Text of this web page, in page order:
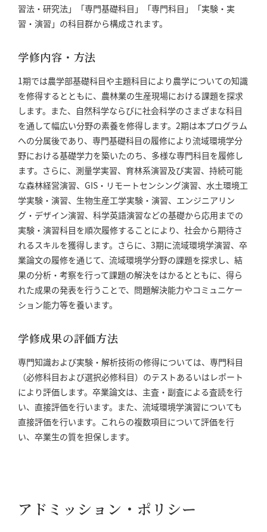
習法・研究法」「専門基礎科目」「専門科目」「実験・実
習・演習」の科目群から構成されます。
学修内容・方法
1期では農学部基礎科目や主題科目により農学についての知識
を修得するとともに、農林業の生産現場における課題を探求
します。また、自然科学ならびに社会科学のさまざまな科目
を通して幅広い分野の素養を修得します。2期は本プログラム
への分属後であり、専門基礎科目の履修により流域環境学分
野における基礎学力を築いたのち、多様な専門科目を履修し
ます。さらに、測量学実習、育林系演習及び実習、持続可能
な森林経営演習、GIS・リモートセンシング演習、水土環境工
学実験・演習、生物生産工学実験・演習、エンジニアリン
グ・デザイン演習、科学英語演習などの基礎から応用までの
実験・演習科目を順次履修することにより、社会から期待さ
れるスキルを獲得します。さらに、3期に流域環境学演習、卒
業論文の履修を通じて、流域環境学分野の課題を探求し、結
果の分析・考察を行って課題の解決をはかるとともに、得ら
れた成果の発表を行うことで、問題解決能力やコミュニケー
ション能力等を養います。
学修成果の評価方法
専門知識および実験・解析技術の修得については、専門科目
（必修科目および選択必修科目）のテストあるいはレポート
により評価します。卒業論文は、主査・副査による査読を行
い、直接評価を行います。また、流域環境学演習についても
直接評価を行います。これらの複数項目について評価を行
い、卒業生の質を担保します。
アドミッション・ポリシー